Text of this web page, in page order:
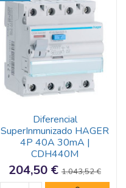
Diferencial
SuperInmunizado HAGER
4P 40A 30mA |
CDH440M
204,50 € 1.043,52 €